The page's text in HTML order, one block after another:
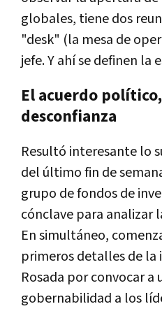
globales, tiene dos
"desk" (la mesa de
jefe. Y ahí se definen la
El acuerdo
desconfianza
Resultó interesante lo
del último fin de
grupo de fondos de
cónclave para analizar
En simultáneo,
primeros detalles de la
Rosada por convocar a
gobernabilidad a los